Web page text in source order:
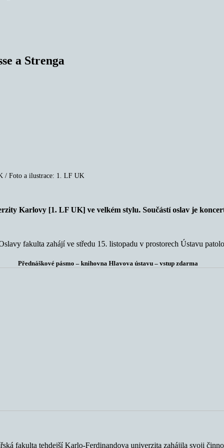
a Strenga
/ Foto a ilustrace: 1. LF UK
Karlovy [1. LF UK] ve velkém stylu. Součástí oslav je
fakulta zahájí ve středu 15. listopadu v prostorech Ústavu
Přednáškové pásmo – knihovna Hlavova ústavu – vstup zdarma
fakulta tehdejší Karlo-Ferdinandova univerzita zahájila svoji